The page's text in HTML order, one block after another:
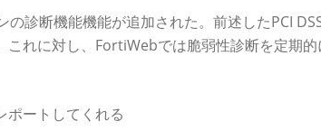
の診断機能機能が追加された。前述したPCI
これに対し、FortiWebでは脆弱性診断を定期
ポートしてくれる